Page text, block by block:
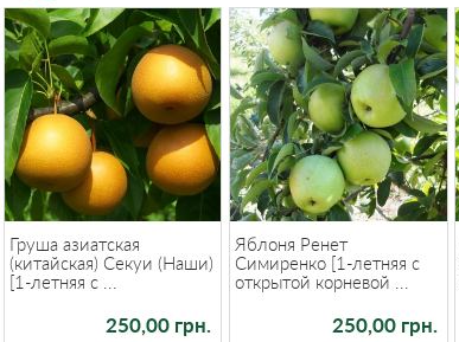
Груша азиатская
(китайская) Секуи (Наши)
[1-летняя с ...
250,00 грн.
Яблоня Ренет
Симиренко [1-летняя с
открытой корневой ...
250,00 грн.